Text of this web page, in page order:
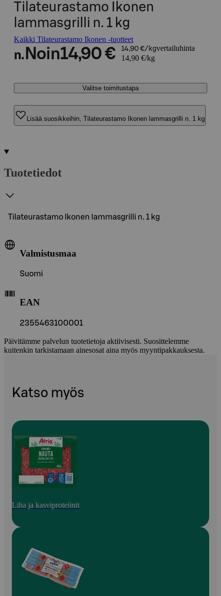
Tilateurastamo Ikonen
lammasgrilli n. 1 kg
Kaikki Tilateurastamo Ikonen -tuotteet
n. Noin14,90 € 14,90 €/kgvertailuhinta
14,90 €/kg
Valitse toimitustapa
Lisää suosikkeihin, Tilateurastamo Ikonen lammasgrilli n. 1 kg
Tuotetiedot
Tilateurastamo Ikonen lammasgrilli n. 1 kg
Valmistusmaa
Suomi
EAN
2355463100001
Päivitämme palvelun tuotetietoja aktiivisesti. Suosittelemme
kuitenkin tarkistamaan ainesosat aina myös myyntipakkauksesta.
Katso myös
Liha ja kasviproteiinit